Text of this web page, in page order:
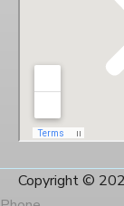
Copyright ©